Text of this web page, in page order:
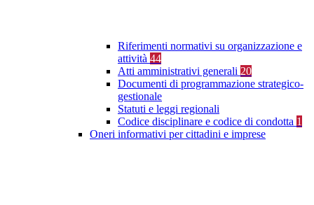
Riferimenti normativi su organizzazione e
attività 44
Atti amministrativi generali 20
Documenti di programmazione strategico-
gestionale
Statuti e leggi regionali
Codice disciplinare e codice di condotta 1
Oneri informativi per cittadini e imprese